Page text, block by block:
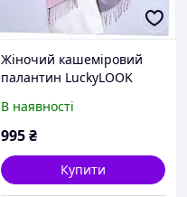
Жіночий кашеміровий
палантин LuckyLOOK
68861P8T1
В наявності
995₴
Купити